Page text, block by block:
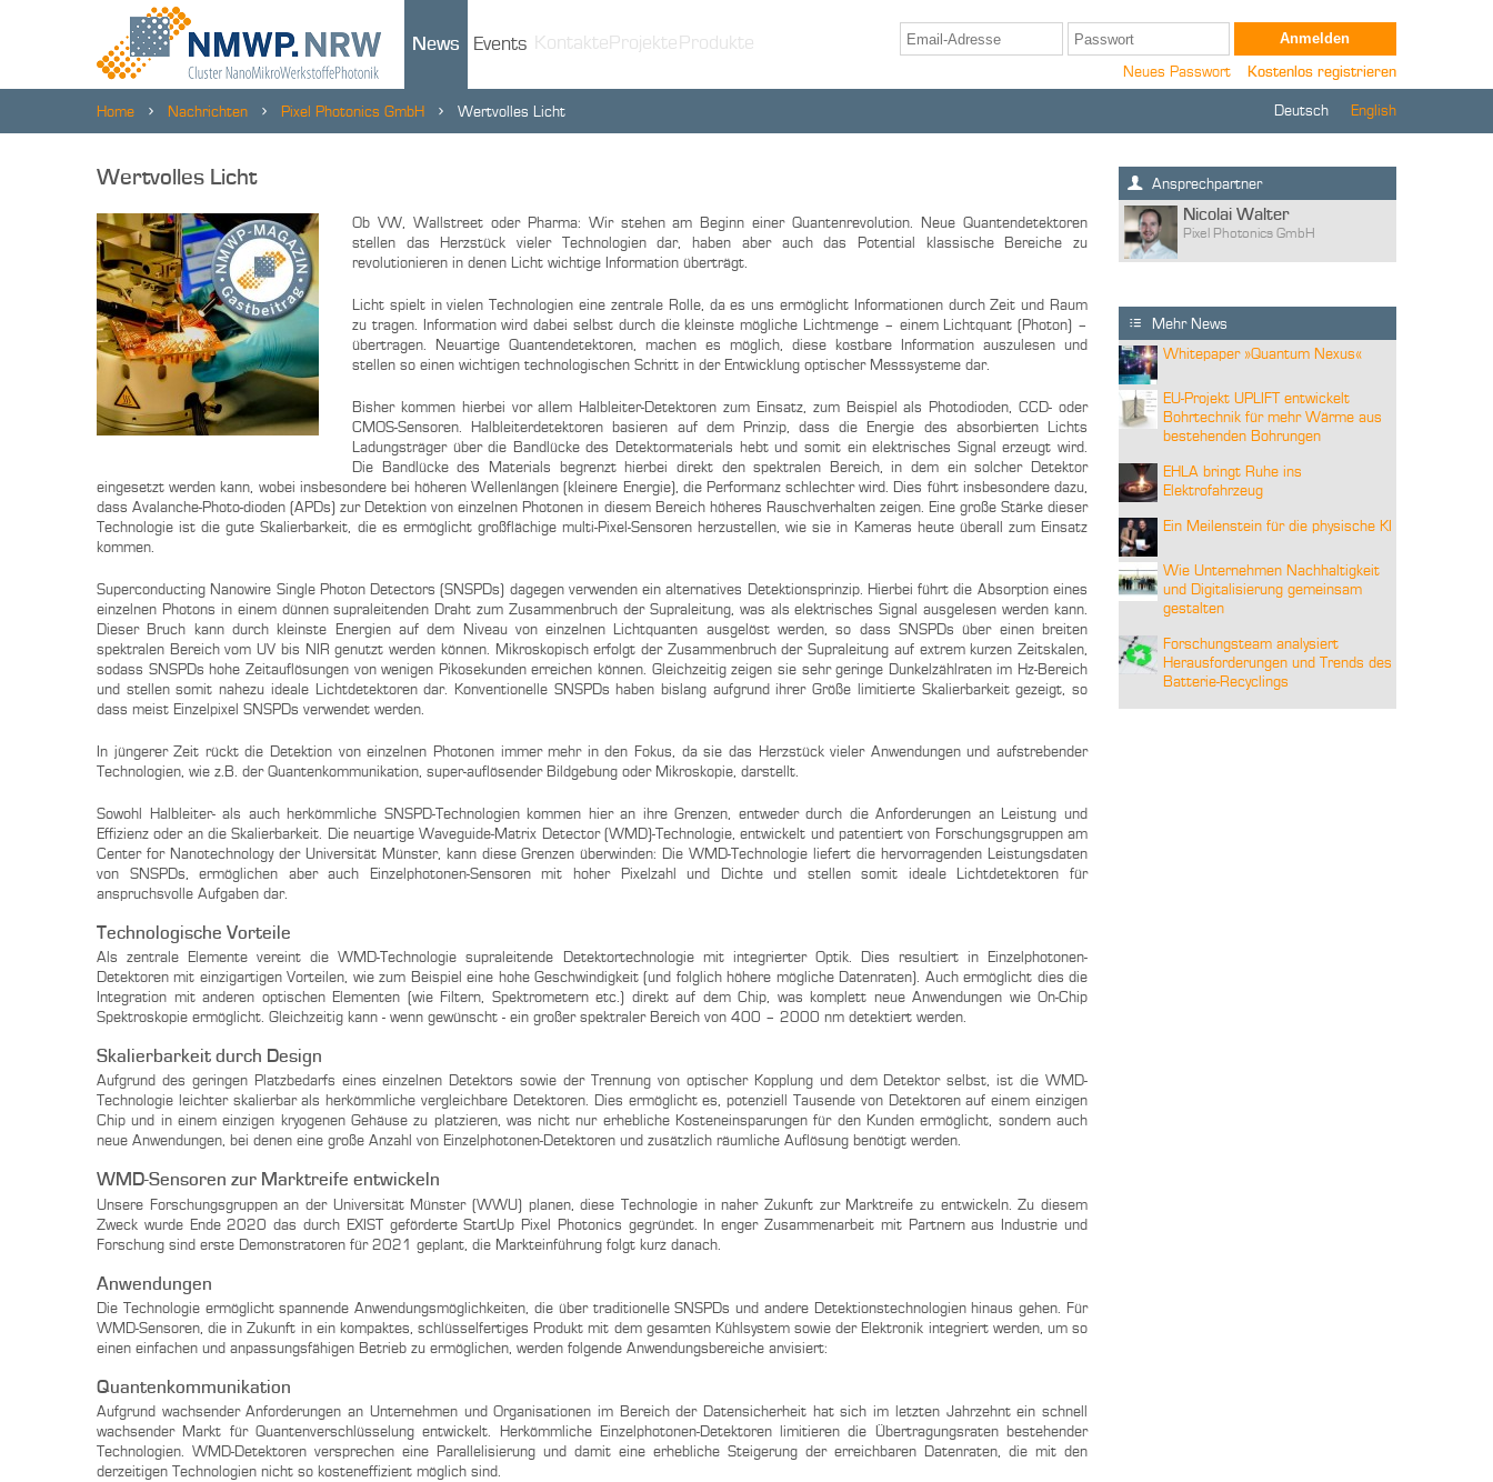
News Events Kontakte Projekte Produkte
Neues Passwort Kostenlos registrieren
Home Nachrichten Pixel Photonics GmbH Wertvolles Licht Deutsch English
Wertvolles Licht
Ob VW, Wallstreet oder Pharma: Wir stehen am Beginn einer Quantenrevolution. Neue Quantendetektoren
stellen das Herzstück vieler Technologien dar, haben aber auch das Potential klassische Bereiche zu
revolutionieren in denen Licht wichtige Information überträgt.
Licht spielt in vielen Technologien eine zentrale Rolle, da es uns ermöglicht Informationen durch Zeit und Raum
zu tragen. Information wird dabei selbst durch die kleinste mögliche Lichtmenge – einem Lichtquant (Photon) –
übertragen. Neuartige Quantendetektoren, machen es möglich, diese kostbare Information auszulesen und
stellen so einen wichtigen technologischen Schritt in der Entwicklung optischer Messsysteme dar.
Bisher kommen hierbei vor allem Halbleiter-Detektoren zum Einsatz, zum Beispiel als Photodioden, CCD- oder
CMOS-Sensoren. Halbleiterdetektoren basieren auf dem Prinzip, dass die Energie des absorbierten Lichts
Ladungsträger über die Bandlücke des Detektormaterials hebt und somit ein elektrisches Signal erzeugt wird.
Die Bandlücke des Materials begrenzt hierbei direkt den spektralen Bereich, in dem ein solcher Detektor
eingesetzt werden kann, wobei insbesondere bei höheren Wellenlängen (kleinere Energie), die Performanz schlechter wird. Dies führt insbesondere dazu,
dass Avalanche-Photo-dioden (APDs) zur Detektion von einzelnen Photonen in diesem Bereich höheres Rauschverhalten zeigen. Eine große Stärke dieser
Technologie ist die gute Skalierbarkeit, die es ermöglicht großflächige multi-Pixel-Sensoren herzustellen, wie sie in Kameras heute überall zum Einsatz
kommen.
Superconducting Nanowire Single Photon Detectors (SNSPDs) dagegen verwenden ein alternatives Detektionsprinzip. Hierbei führt die Absorption eines
einzelnen Photons in einem dünnen supraleitenden Draht zum Zusammenbruch der Supraleitung, was als elektrisches Signal ausgelesen werden kann.
Dieser Bruch kann durch kleinste Energien auf dem Niveau von einzelnen Lichtquanten ausgelöst werden, so dass SNSPDs über einen breiten
spektralen Bereich vom UV bis NIR genutzt werden können. Mikroskopisch erfolgt der Zusammenbruch der Supraleitung auf extrem kurzen Zeitskalen,
sodass SNSPDs hohe Zeitauflösungen von wenigen Pikosekunden erreichen können. Gleichzeitig zeigen sie sehr geringe Dunkelzählraten im Hz-Bereich
und stellen somit nahezu ideale Lichtdetektoren dar. Konventionelle SNSPDs haben bislang aufgrund ihrer Größe limitierte Skalierbarkeit gezeigt, so
dass meist Einzelpixel SNSPDs verwendet werden.
In jüngerer Zeit rückt die Detektion von einzelnen Photonen immer mehr in den Fokus, da sie das Herzstück vieler Anwendungen und aufstrebender
Technologien, wie z.B. der Quantenkommunikation, super-auflösender Bildgebung oder Mikroskopie, darstellt.
Sowohl Halbleiter- als auch herkömmliche SNSPD-Technologien kommen hier an ihre Grenzen, entweder durch die Anforderungen an Leistung und
Effizienz oder an die Skalierbarkeit. Die neuartige Waveguide-Matrix Detector (WMD)-Technologie, entwickelt und patentiert von Forschungsgruppen am
Center for Nanotechnology der Universität Münster, kann diese Grenzen überwinden: Die WMD-Technologie liefert die hervorragenden Leistungsdaten
von SNSPDs, ermöglichen aber auch Einzelphotonen-Sensoren mit hoher Pixelzahl und Dichte und stellen somit ideale Lichtdetektoren für
anspruchsvolle Aufgaben dar.
Technologische Vorteile
Als zentrale Elemente vereint die WMD-Technologie supraleitende Detektortechnologie mit integrierter Optik. Dies resultiert in Einzelphotonen-
Detektoren mit einzigartigen Vorteilen, wie zum Beispiel eine hohe Geschwindigkeit (und folglich höhere mögliche Datenraten). Auch ermöglicht dies die
Integration mit anderen optischen Elementen (wie Filtern, Spektrometern etc.) direkt auf dem Chip, was komplett neue Anwendungen wie On-Chip
Spektroskopie ermöglicht. Gleichzeitig kann - wenn gewünscht - ein großer spektraler Bereich von 400 – 2000 nm detektiert werden.
Skalierbarkeit durch Design
Aufgrund des geringen Platzbedarfs eines einzelnen Detektors sowie der Trennung von optischer Kopplung und dem Detektor selbst, ist die WMD-
Technologie leichter skalierbar als herkömmliche vergleichbare Detektoren. Dies ermöglicht es, potenziell Tausende von Detektoren auf einem einzigen
Chip und in einem einzigen kryogenen Gehäuse zu platzieren, was nicht nur erhebliche Kosteneinsparungen für den Kunden ermöglicht, sondern auch
neue Anwendungen, bei denen eine große Anzahl von Einzelphotonen-Detektoren und zusätzlich räumliche Auflösung benötigt werden.
WMD-Sensoren zur Marktreife entwickeln
Unsere Forschungsgruppen an der Universität Münster (WWU) planen, diese Technologie in naher Zukunft zur Marktreife zu entwickeln. Zu diesem
Zweck wurde Ende 2020 das durch EXIST geförderte StartUp Pixel Photonics gegründet. In enger Zusammenarbeit mit Partnern aus Industrie und
Forschung sind erste Demonstratoren für 2021 geplant, die Markteinführung folgt kurz danach.
Anwendungen
Die Technologie ermöglicht spannende Anwendungsmöglichkeiten, die über traditionelle SNSPDs und andere Detektionstechnologien hinaus gehen. Für
WMD-Sensoren, die in Zukunft in ein kompaktes, schlüsselfertiges Produkt mit dem gesamten Kühlsystem sowie der Elektronik integriert werden, um so
einen einfachen und anpassungsfähigen Betrieb zu ermöglichen, werden folgende Anwendungsbereiche anvisiert:
Quantenkommunikation
Aufgrund wachsender Anforderungen an Unternehmen und Organisationen im Bereich der Datensicherheit hat sich im letzten Jahrzehnt ein schnell
wachsender Markt für Quantenverschlüsselung entwickelt. Herkömmliche Einzelphotonen-Detektoren limitieren die Übertragungsraten bestehender
Technologien. WMD-Detektoren versprechen eine Parallelisierung und damit eine erhebliche Steigerung der erreichbaren Datenraten, die mit den
derzeitigen Technologien nicht so kosteneffizient möglich sind.
Ansprechpartner
Nicolai Walter
Pixel Photonics GmbH
Mehr News
Whitepaper »Quantum Nexus«
EU-Projekt UPLIFT entwickelt
Bohrtechnik für mehr Wärme aus
bestehenden Bohrungen
EHLA bringt Ruhe ins
Elektrofahrzeug
Ein Meilenstein für die physische KI
Wie Unternehmen Nachhaltigkeit
und Digitalisierung gemeinsam
gestalten
Forschungsteam analysiert
Herausforderungen und Trends des
Batterie-Recyclings